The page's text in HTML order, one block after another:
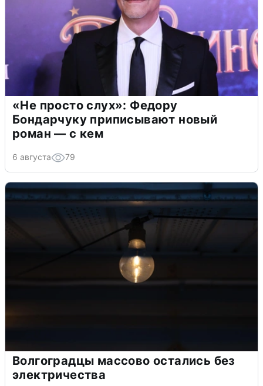
«Не просто слух»: Федору
Бондарчуку приписывают новый
роман — с кем
6 августа 79
Волгоградцы массово остались без
электричества